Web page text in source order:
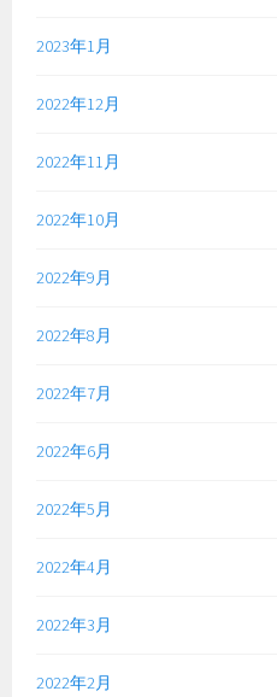
2023年1月
2022年12月
2022年11月
2022年10月
2022年9月
2022年8月
2022年7月
2022年6月
2022年5月
2022年4月
2022年3月
2022年2月